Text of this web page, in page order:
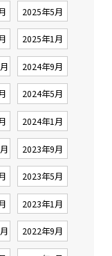
2025年5月
2025年1月
2024年9月
2024年5月
2024年1月
2023年9月
2023年5月
2023年1月
2022年9月